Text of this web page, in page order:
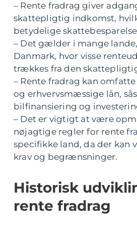
– Rente fradrag giver
skattepligtig indkomst,
betydelige
– Det gælder i mange
Danmark, hvor visse
trækkes fra den
– Rente fradrag kan
og erhvervsmæssige lån,
bilfinansiering og
– Det er vigtigt at være
nøjagtige regler for rente
specifikke land, da der kan
krav og begrænsninger.
Historisk
rente fradrag